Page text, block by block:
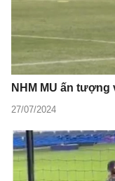
NHM MU ấn
27/07/2024